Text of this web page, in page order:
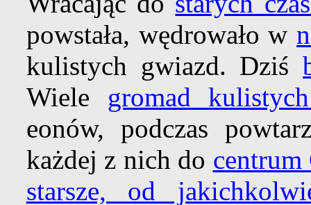
powstała, wędrowało w
kulistych gwiazd. Dziś
Wiele gromad
eonów, podczas
każdej z nich do
starsze, od